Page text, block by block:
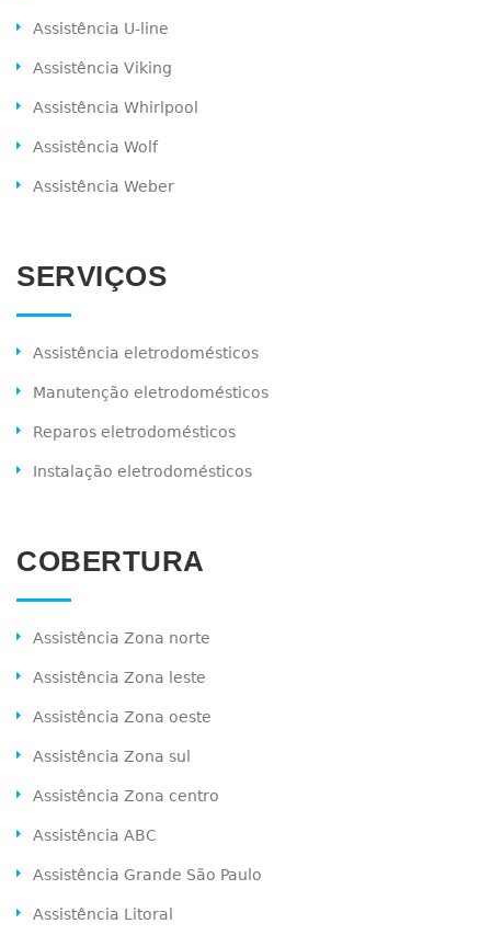
Assistência U-line
Assistência Viking
Assistência Whirlpool
Assistência Wolf
Assistência Weber
SERVIÇOS
Assistência eletrodomésticos
Manutenção eletrodomésticos
Reparos eletrodomésticos
Instalação eletrodomésticos
COBERTURA
Assistência Zona norte
Assistência Zona leste
Assistência Zona oeste
Assistência Zona sul
Assistência Zona centro
Assistência ABC
Assistência Grande São Paulo
Assistência Litoral